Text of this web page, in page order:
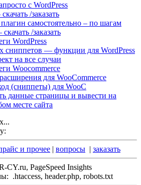
с WordPress
/заказать
плагин самостоятельно – по шагам
/заказать
WordPress
сниппетов — функции для WordPress
на все случаи
Woocommerce
для WooCommerce
(сниппеты) для WooC
данные страницы и вывести на
месте сайта
и прочее | вопросы | заказать
CY.ru, PageSpeed Insights
.htaccess, header.php, robots.txt